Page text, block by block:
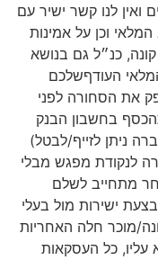
ואין לנו קשר ישיר עם
וכן על אמינות
כנ״ל גם בנושא
העודףשלכם
את הסחורה לפני
בחשבון הבנק
ניתן לזייף/לבטל)
לנקודת מפגש מבלי
מתחייב לשלם
ישירות מול בעלי
מוכר חלה האחריות
כל העסקאות